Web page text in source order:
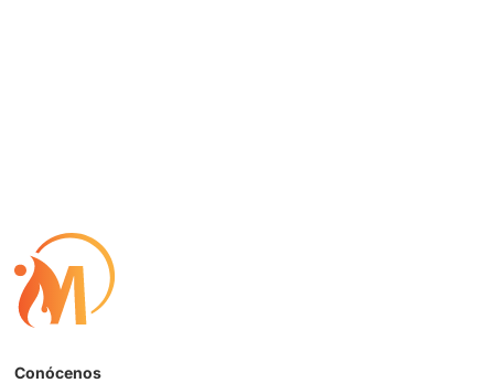
Conócenos